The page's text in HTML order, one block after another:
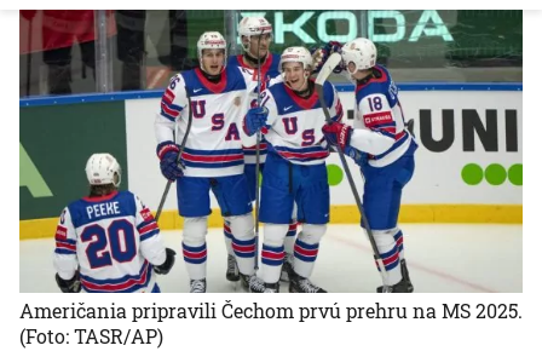
Američania pripravili Čechom prvú prehru na MS 2025.
(Foto: TASR/AP)